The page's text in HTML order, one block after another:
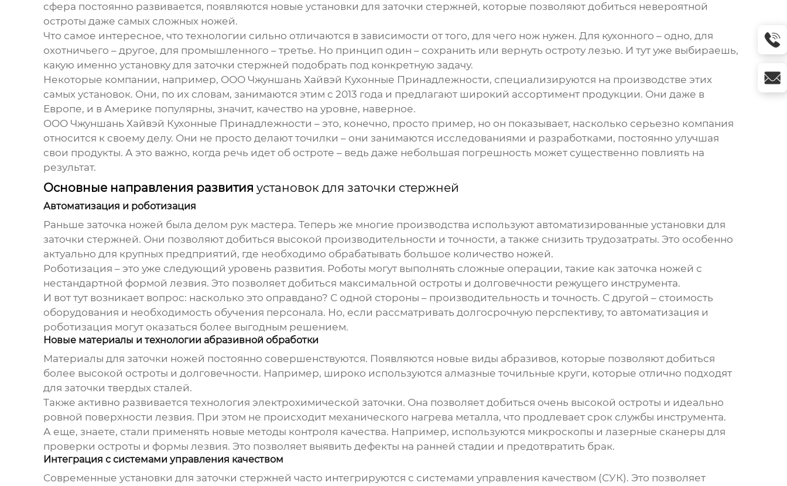
сфера постоянно развивается, появляются новые установки для заточки стержней, которые позволяют добиться невероятной
остроты даже самых сложных ножей.
Что самое интересное, что технологии сильно отличаются в зависимости от того, для чего нож нужен. Для кухонного – одно, для
охотничьего – другое, для промышленного – третье. Но принцип один – сохранить или вернуть остроту лезью. И тут уже выбираешь,
какую именно установку для заточки стержней подобрать под конкретную задачу.
Некоторые компании, например, ООО Чжуншань Хайвэй Кухонные Принадлежности, специализируются на производстве этих
самых установок. Они, по их словам, занимаются этим с 2013 года и предлагают широкий ассортимент продукции. Они даже в
Европе, и в Америке популярны, значит, качество на уровне, наверное.
ООО Чжуншань Хайвэй Кухонные Принадлежности – это, конечно, просто пример, но он показывает, насколько серьезно компания
относится к своему делу. Они не просто делают точилки – они занимаются исследованиями и разработками, постоянно улучшая
свои продукты. А это важно, когда речь идет об остроте – ведь даже небольшая погрешность может существенно повлиять на
результат.
Основные направления развития установок для заточки стержней
Автоматизация и роботизация
Раньше заточка ножей была делом рук мастера. Теперь же многие производства используют автоматизированные установки для
заточки стержней. Они позволяют добиться высокой производительности и точности, а также снизить трудозатраты. Это особенно
актуально для крупных предприятий, где необходимо обрабатывать большое количество ножей.
Роботизация – это уже следующий уровень развития. Роботы могут выполнять сложные операции, такие как заточка ножей с
нестандартной формой лезвия. Это позволяет добиться максимальной остроты и долговечности режущего инструмента.
И вот тут возникает вопрос: насколько это оправдано? С одной стороны – производительность и точность. С другой – стоимость
оборудования и необходимость обучения персонала. Но, если рассматривать долгосрочную перспективу, то автоматизация и
роботизация могут оказаться более выгодным решением.
Новые материалы и технологии абразивной обработки
Материалы для заточки ножей постоянно совершенствуются. Появляются новые виды абразивов, которые позволяют добиться
более высокой остроты и долговечности. Например, широко используются алмазные точильные круги, которые отлично подходят
для заточки твердых сталей.
Также активно развивается технология электрохимической заточки. Она позволяет добиться очень высокой остроты и идеально
ровной поверхности лезвия. При этом не происходит механического нагрева металла, что продлевает срок службы инструмента.
А еще, знаете, стали применять новые методы контроля качества. Например, используются микроскопы и лазерные сканеры для
проверки остроты и формы лезвия. Это позволяет выявить дефекты на ранней стадии и предотвратить брак.
Интеграция с системами управления качеством
Современные установки для заточки стержней часто интегрируются с системами управления качеством (СУК). Это позволяет